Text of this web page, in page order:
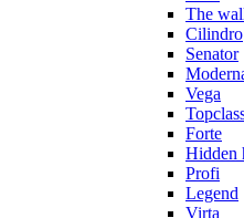
The
Cilindro
Senator
Vega
Forte
Hidden
Profi
Legend
Virta